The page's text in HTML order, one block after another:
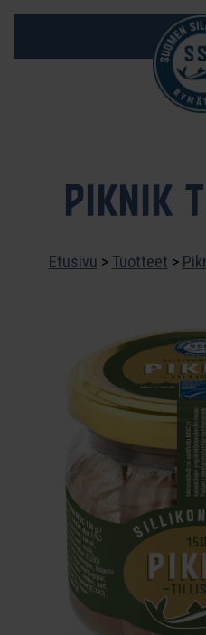
PIKNIK
Etusivu > Tuotteet >